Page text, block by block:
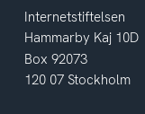
Internetstiftelsen
Hammarby Kaj 10D
Box 92073
120 07 Stockholm